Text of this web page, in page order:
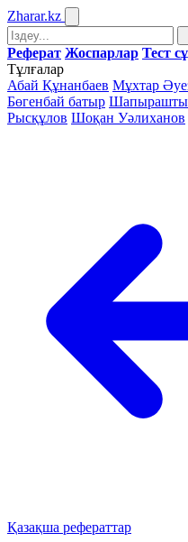
Zharar.kz
Реферат Жоспарлар Тест
Тұлғалар
Абай Құнанбаев Мұхтар
Бөгенбай батыр Шапырашты
Рысқұлов Шоқан Уәлиханов
Қазақша рефераттар